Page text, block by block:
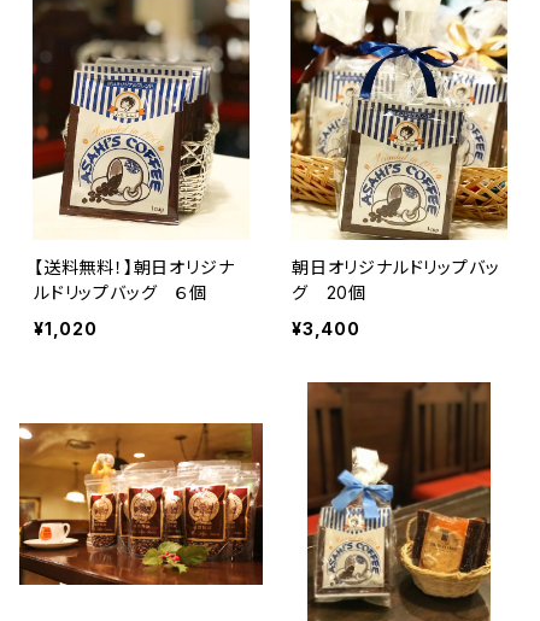
【送料無料！】朝日オリジナ
ルドリップバッグ ６個
¥1,020
朝日オリジナルドリップバッ
グ 20個
¥3,400